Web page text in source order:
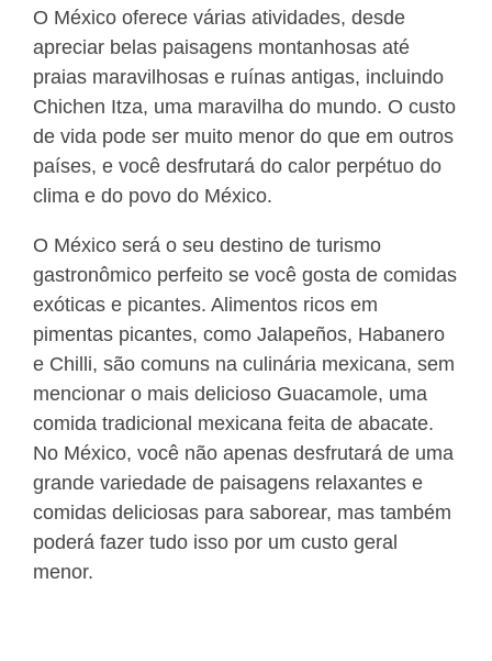
O México oferece várias atividades, desde
apreciar belas paisagens montanhosas até
praias maravilhosas e ruínas antigas, incluindo
Chichen Itza, uma maravilha do mundo. O custo
de vida pode ser muito menor do que em outros
países, e você desfrutará do calor perpétuo do
clima e do povo do México.
O México será o seu destino de turismo
gastronômico perfeito se você gosta de comidas
exóticas e picantes. Alimentos ricos em
pimentas picantes, como Jalapeños, Habanero
e Chilli, são comuns na culinária mexicana, sem
mencionar o mais delicioso Guacamole, uma
comida tradicional mexicana feita de abacate.
No México, você não apenas desfrutará de uma
grande variedade de paisagens relaxantes e
comidas deliciosas para saborear, mas também
poderá fazer tudo isso por um custo geral
menor.